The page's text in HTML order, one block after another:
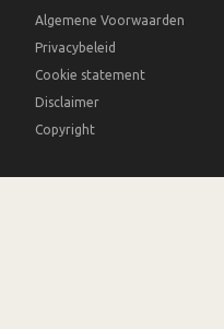
Algemene Voorwaarden
Privacybeleid
Cookie statement
Disclaimer
Copyright